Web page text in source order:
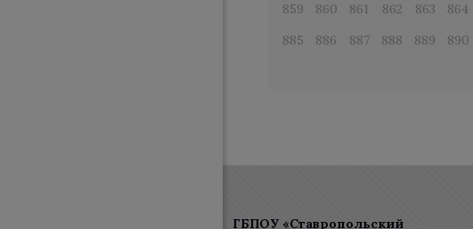
859
860 861 862 863 864
885
886 887 888 889 890
ГБПОУ «Ставропольский